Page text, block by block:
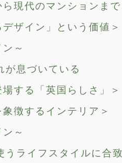
現代のマンションまで
ザイン」という価値＞
～
息づいている
する「英国らしさ」＞
徴するインテリア＞
～
ライフスタイルに合致